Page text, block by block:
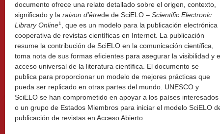
documento ofrece una relato detallado sobre el origen, contexto,
significado y la raison d’êtrede de SciELO – Scientific Electronic
Library Online1
, que es un modelo para la publicación electrónica
cooperativa de revistas científicas en Internet. La publicación
resume la contribución de SciELO en la comunicación científica,
toma nota de sus formas eficientes para asegurar la visibilidad y
acceso universal de la literatura científica. El documento se
publica para proporcionar un modelo de mejores prácticas que
pueda ser replicado en otras partes del mundo. UNESCO y
SciELO se han comprometido en apoyar a los países interesados
o un grupo de Estados Miembros para iniciar el modelo SciELO
publicación de revistas en Acceso Abierto.